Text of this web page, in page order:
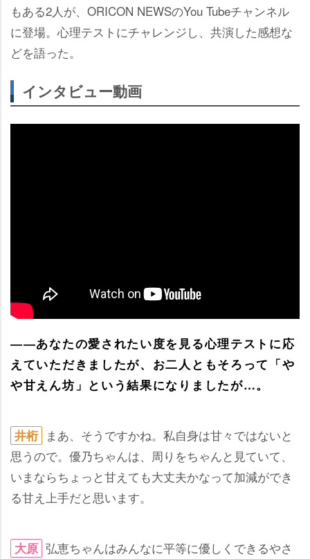
もある2人が、ORICON NEWSのYou Tubeチャンネル
に登場。心理テストにチャレンジし、共演した感想な
どを語った。
インタビュー動画
――あなたの愛されたい度を見る心理テストに応
えていただきましたが、お二人ともそろって「
甘えん坊」という結果になりましたが…。
井桁 まあ、そうですかね。私自身は甘々ではないと
思うので。優乃ちゃんは、周りをちゃんと見ていて、
いまならちょっと甘えても大丈夫かなって加減ができ
る甘え上手だと思います。
大原 弘恵ちゃんはみんなに平等に優しくできるやさ